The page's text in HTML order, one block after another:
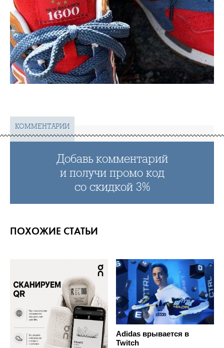
КОММЕНТАРИИ
Добавь комментарий
и получи промо код
со скидкой 3%
ПОХОЖИЕ СТАТЬИ
Adidas врывается в
Twitch